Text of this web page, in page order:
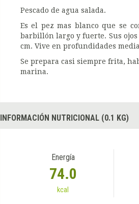
Pescado de agua salada.
Es el pez mas blanco que se
barbillón largo y fuerte. Sus
cm. Vive en profundidades
Se prepara casi siempre frita,
marina.
INFORMACIÓN NUTRICIONAL (0.1 KG)
Energía
74.0
kcal